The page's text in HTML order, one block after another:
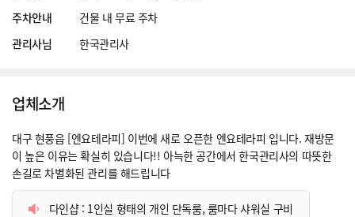
주차안내
건물 내 무료 주차
관리사님
한국관리사
업체소개
대구 현풍읍 [엔요테라피] 이번에 새로 오픈한 엔요테라피 입니다. 재방문
이 높은 이유는 확실히 있습니다!! 아늑한 공간에서 한국관리사의 따뜻한
손길로 차별화된 관리를 해드립니다
다인샵 : 1인실 형태의 개인 단독룸, 룸마다 샤워실 구비